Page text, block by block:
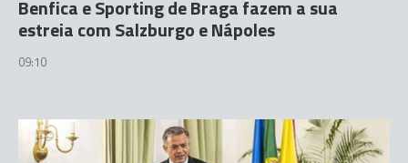
Benfica e Sporting de Braga fazem a sua
estreia com Salzburgo e Nápoles
09:10